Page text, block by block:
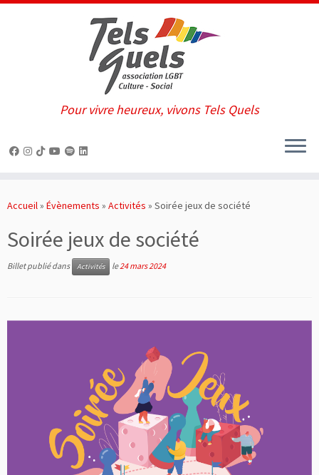
au
Pour vivre heureux, vivons Tels Quels
Accueil» Évènements » Activités » Soirée jeux de société
Soirée jeux de société
Billet publié dans Activités le24 mars 2024